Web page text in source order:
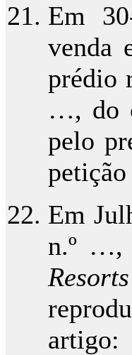
Em
venda
prédio
…, do
pelo
Em
n.º …,
artigo: